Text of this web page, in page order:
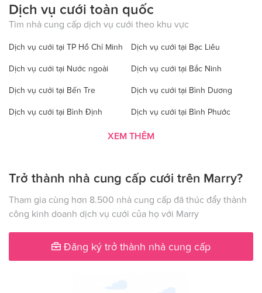
Dịch vụ cưới toàn quốc
Tìm nhà cung cấp dịch vụ cưới theo khu vực
Dịch vụ cưới tại TP Hồ Chí Minh Dịch vụ cưới tại Bạc Liêu
Dịch vụ cưới tại Nước ngoài Dịch vụ cưới tại Bắc Ninh
Dịch vụ cưới tại Bến Tre Dịch vụ cưới tại Bình Dương
Dịch vụ cưới tại Bình Định Dịch vụ cưới tại Bình Phước
Dịch vụ cưới tại Bình Thuận Dịch vụ cưới tại Cà Mau
Dịch vụ cưới tại Hà Nội Dịch vụ cưới tại Đăk Nông
Dịch vụ cưới tại Điện Biên Dịch vụ cưới tại Đồng Nai
Dịch vụ cưới tại Đồng Tháp Dịch vụ cưới tại Gia Lai
Dịch vụ cưới tại Hà Giang Dịch vụ cưới tại Hà Nam
Dịch vụ cưới tại Hà Tây Dịch vụ cưới tại Hà Tĩnh
XEM THÊM
Trở thành nhà cung cấp cưới trên Marry?
Tham gia cùng hơn 8.500 nhà cung cấp đã thúc đẩy thành
công kinh doanh dịch vụ cưới của họ với Marry
Đăng ký trở thành nhà cung cấp